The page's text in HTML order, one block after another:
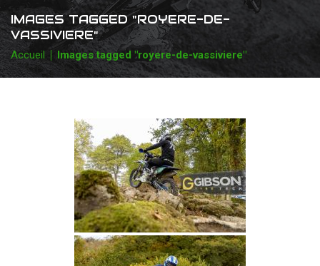
PARTENAIRES
IMAGES TAGGED "ROYERE-DE-
VASSIVIERE"
Accueil Images tagged "royere-de-vassiviere"